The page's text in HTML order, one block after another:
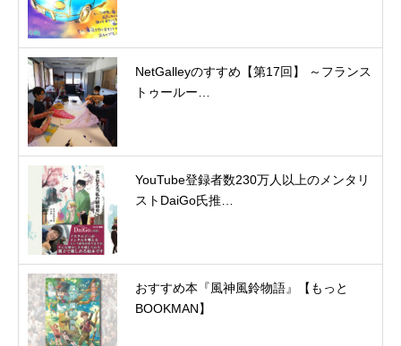
NetGalleyのすすめ【第17回】 ～フランス
トゥールー…
YouTube登録者数230万人以上のメンタリ
ストDaiGo氏推…
おすすめ本『風神風鈴物語』【もっと
BOOKMAN】